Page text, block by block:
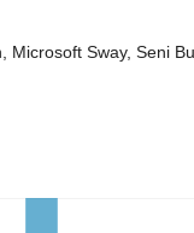
Microsoft Sway, Seni